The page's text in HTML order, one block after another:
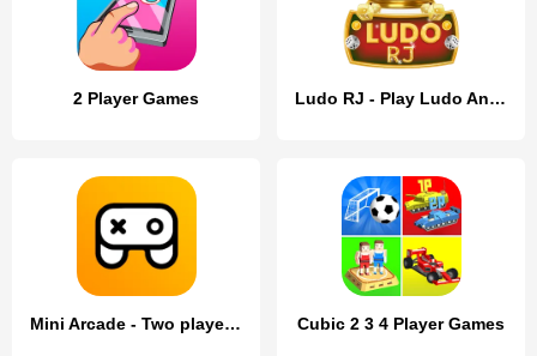
2 Player Games Ludo RJ - Play Ludo And Win
Mini Arcade - Two player games Cubic 2 3 4 Player Games